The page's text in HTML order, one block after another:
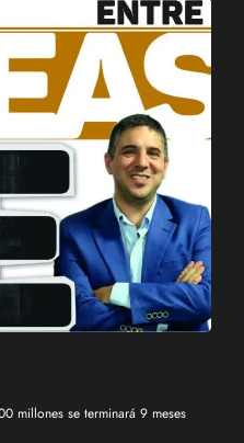
millones se terminará 9 meses